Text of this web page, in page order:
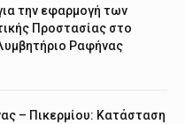
την εφαρμογή των
Προστασίας στο
Ραφήνας
– Πικερμίου: Κατάσταση